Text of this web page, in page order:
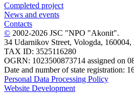
Completed project
News and events
Contacts
© 2002-2026 JSC "NPO "Akonit".
34 Udarnikov Street, Vologda, 160004,
TAX ID: 3525116280
OGRN: 1023500873714 assigned on
Date and number of state registration:
Personal Data Processing Policy
Website Development